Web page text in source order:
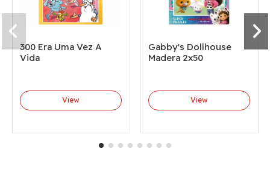
300 Era Uma Vez A
Vida
View
Gabby's Dollhouse
Madera 2x50
View